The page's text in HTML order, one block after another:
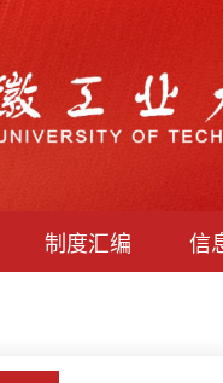
制度汇编 信